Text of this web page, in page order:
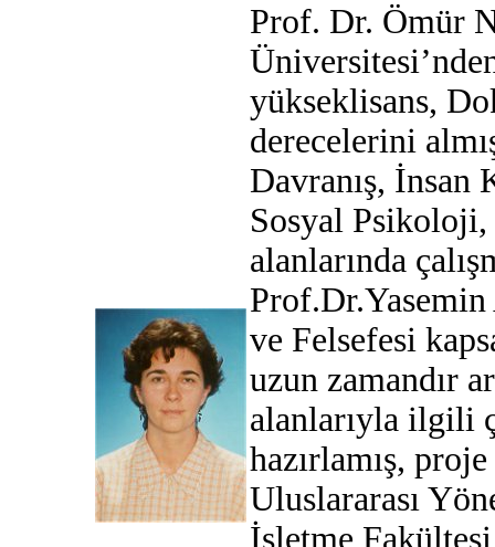
Prof. Dr. Ömür
yükseklisans,
derecelerini
Davranış, İnsan
Sosyal
alanlarında
ve Felsefesi
uzun zamandır
alanlarıyla ilgili
hazırlamış,
Uluslararası
İşletme